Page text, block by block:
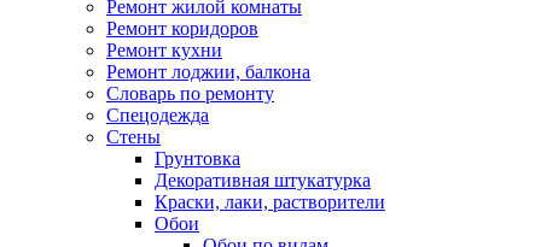
Ремонт жилой комнаты
Ремонт коридоров
Ремонт кухни
Ремонт лоджии, балкона
Словарь по ремонту
Спецодежда
Стены
Грунтовка
Декоративная штукатурка
Краски, лаки, растворители
Обои